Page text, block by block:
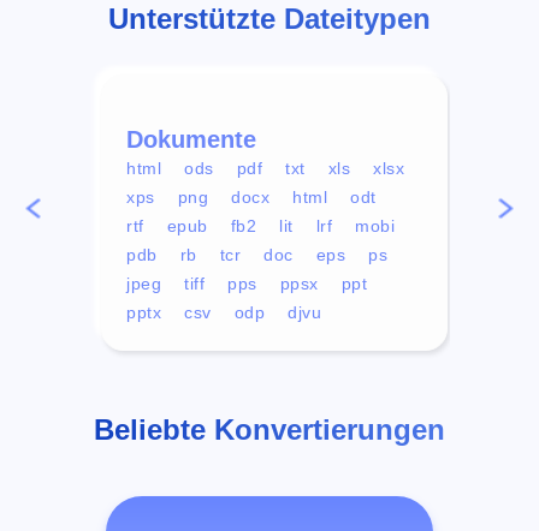
Unterstützte Dateitypen
Dokumente
html ods pdf txt xls
xlsx
xps
png docx html
odt
rtf
epub fb2 lit lrf
mobi
pdb
rb tcr doc eps
ps
jpeg
tiff pps ppsx
ppt
pptx
csv odp djvu
mp4
Beliebte Konvertierungen